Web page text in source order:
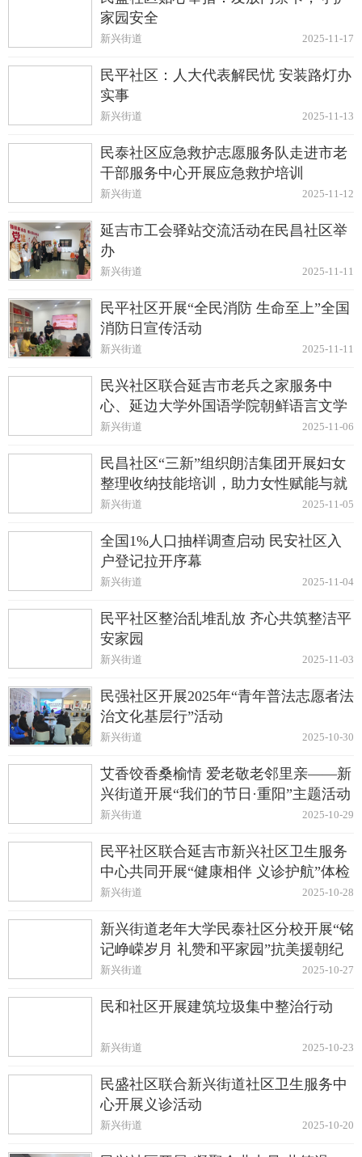
家园安全
2025-11-17
新兴街道
民平社区：人大代表解民忧 安装路灯办
实事
2025-11-13
新兴街道
民泰社区应急救护志愿服务队走进市老
干部服务中心开展应急救护培训
2025-11-12
新兴街道
延吉市工会驿站交流活动在民昌社区举
办
2025-11-11
新兴街道
民平社区开展“全民消防 生命至上”全国
消防日宣传活动
2025-11-11
新兴街道
民兴社区联合延吉市老兵之家服务中
心、延边大学外国语学院朝鲜语言文学
党支部共同开展社会赋能专项行动2025-11-06
新兴街道
民昌社区“三新”组织朗洁集团开展妇女
整理收纳技能培训，助力女性赋能与就
业
2025-11-05
新兴街道
全国1%人口抽样调查启动 民安社区入
户登记拉开序幕
2025-11-04
新兴街道
民平社区整治乱堆乱放 齐心共筑整洁平
安家园
2025-11-03
新兴街道
民强社区开展2025年“青年普法志愿者法
治文化基层行”活动
2025-10-30
新兴街道
艾香饺香桑榆情 爱老敬老邻里亲——新
兴街道开展“我们的节日·重阳”主题活动
2025-10-29
新兴街道
民平社区联合延吉市新兴社区卫生服务
中心共同开展“健康相伴 义诊护航”体检
活动
2025-10-28
新兴街道
新兴街道老年大学民泰社区分校开展“铭
记峥嵘岁月 礼赞和平家园”抗美援朝纪
念日主题文艺汇演
2025-10-27
新兴街道
民和社区开展建筑垃圾集中整治行动
2025-10-23
新兴街道
民盛社区联合新兴街道社区卫生服务中
心开展义诊活动
2025-10-20
新兴街道